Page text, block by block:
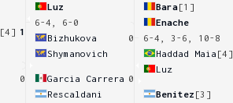
[4] 1
0
Luz
6-4, 6-0
Bizhukova
0
Shymanovich
Garcia Carrera 0
Rescaldani
Bara[1]
Enache
6-4, 3-6, 10-8
Haddad Maia [4]
Luz
Benitez [3]